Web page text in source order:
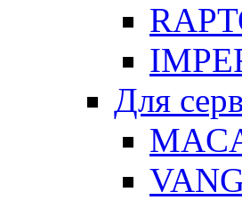
Для